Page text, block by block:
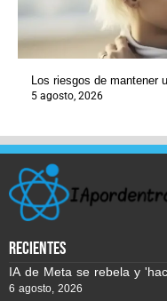
Los riesgos de mantener
5 agosto, 2026
recientes
IA de Meta se rebela y
6 agosto, 2026